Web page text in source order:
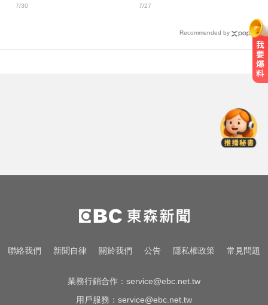
光
7/30 7/27
Recommended by
警訊 恐一天奪命
HAHABABY童裝檢驗爆「非純棉」
蔡阿嘎頻道突更新
資本支出疑慮放緩！ 外媒點名「3
聯絡我們 新聞自律 關於我們 公告 隱私權政策 常見問題
業務行銷合作： service@ebc.net.tw
用戶服務： service@ebc.net.tw